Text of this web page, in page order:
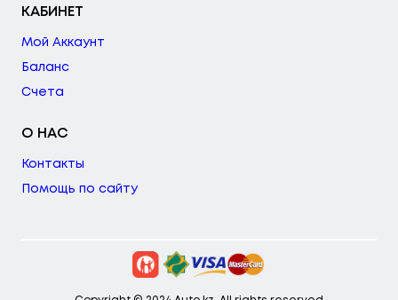
КАБИНЕТ
Мой Аккаунт
Баланс
Счета
О НАС
Контакты
Помощь по сайту